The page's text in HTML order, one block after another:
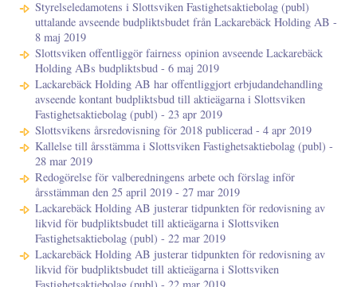
Styrelseledamotens i Slottsviken Fastighetsaktiebolag (publ)
uttalande avseende budpliktsbudet från Lackarebäck Holding AB -
8 maj 2019
Slottsviken offentliggör fairness opinion avseende Lackarebäck
Holding ABs budpliktsbud - 6 maj 2019
Lackarebäck Holding AB har offentliggjort erbjudandehandling
avseende kontant budpliktsbud till aktieägarna i Slottsviken
Fastighetsaktiebolag (publ) - 23 apr 2019
Slottsvikens årsredovisning för 2018 publicerad - 4 apr 2019
Kallelse till årsstämma i Slottsviken Fastighetsaktiebolag (publ) -
28 mar 2019
Redogörelse för valberedningens arbete och förslag inför
årsstämman den 25 april 2019 - 27 mar 2019
Lackarebäck Holding AB justerar tidpunkten för redovisning av
likvid för budpliktsbudet till aktieägarna i Slottsviken
Fastighetsaktiebolag (publ) - 22 mar 2019
Lackarebäck Holding AB justerar tidpunkten för redovisning av
likvid för budpliktsbudet till aktieägarna i Slottsviken